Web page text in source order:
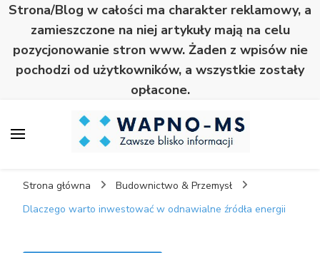
Strona/Blog w całości ma charakter reklamowy, a
zamieszczone na niej artykuły mają na celu
pozycjonowanie stron www. Żaden z wpisów nie
pochodzi od użytkowników, a wszystkie zostały
opłacone.
Strona główna
Budownictwo & Przemysł
Dlaczego warto inwestować w odnawialne źródła energii